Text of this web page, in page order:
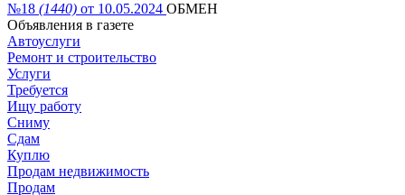
№18 (1440) от 10.05.2024 ОБМЕН
Объявления в газете
Автоуслуги
Ремонт и строительство
Услуги
Требуется
Ищу работу
Сниму
Сдам
Куплю
Продам недвижимость
Продам